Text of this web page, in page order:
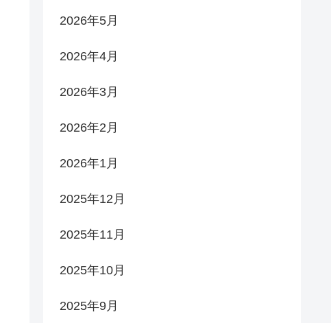
2026年5月
2026年4月
2026年3月
2026年2月
2026年1月
2025年12月
2025年11月
2025年10月
2025年9月